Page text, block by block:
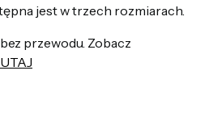
jest w trzech rozmiarach.
przewodu. Zobacz